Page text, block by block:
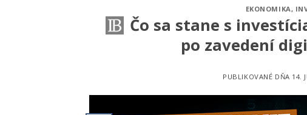
EKONOMIKA,
Čo sa stane s
po zavedení
PUBLIKOVANÉ DŇA 14.